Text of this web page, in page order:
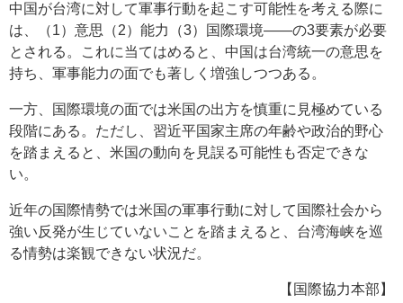
中国が台湾に対して軍事行動を起こす可能性を考える際に
は、（1）意思（2）能力（3）国際環境――の3要素が必要
とされる。これに当てはめると、中国は台湾統一の意思を
持ち、軍事能力の面でも著しく増強しつつある。
一方、国際環境の面では米国の出方を慎重に見極めている
段階にある。ただし、習近平国家主席の年齢や政治的野心
を踏まえると、米国の動向を見誤る可能性も否定できな
い。
近年の国際情勢では米国の軍事行動に対して国際社会から
強い反発が生じていないことを踏まえると、台湾海峡を巡
る情勢は楽観できない状況だ。
【国際協力本部】